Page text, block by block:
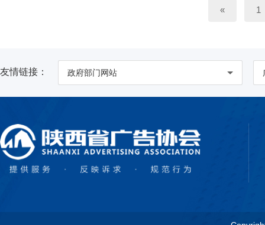
« 1
友情链接： 政府部门网站